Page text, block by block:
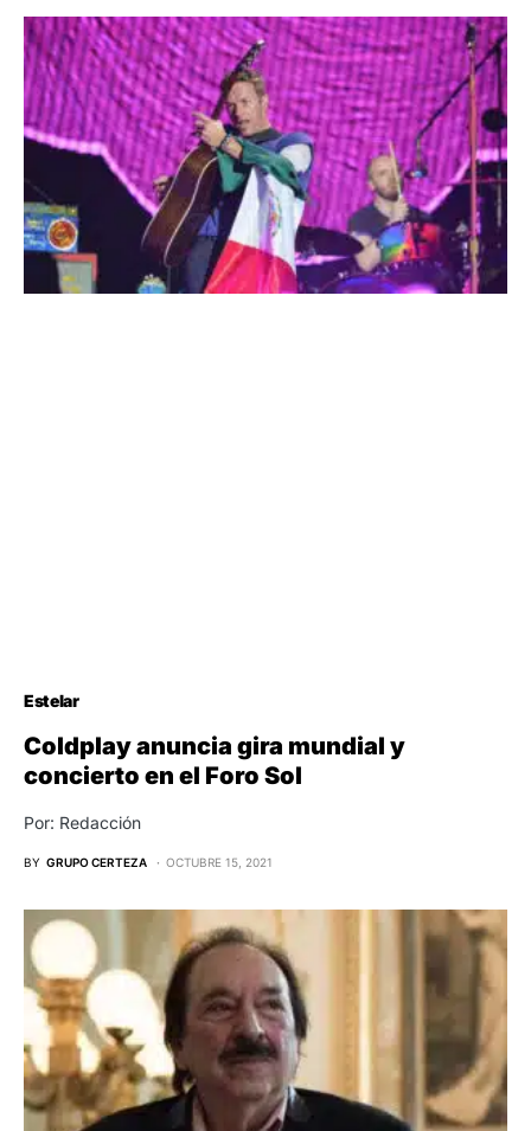
Estelar
Coldplay anuncia gira mundial y
concierto en el Foro Sol
Por: Redacción
BY GRUPO CERTEZA OCTUBRE 15, 2021